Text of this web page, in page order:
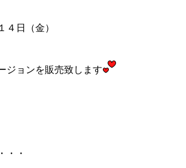
４日（金）
ジョンを販売致します
・・